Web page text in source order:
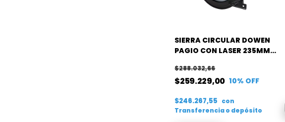
SIERRA CIRCULAR DOWEN
PAGIO CON LASER 235MM
$259.229,00
$288.032,66
10% OFF
$246.267,55 con
Transferencia o depósito